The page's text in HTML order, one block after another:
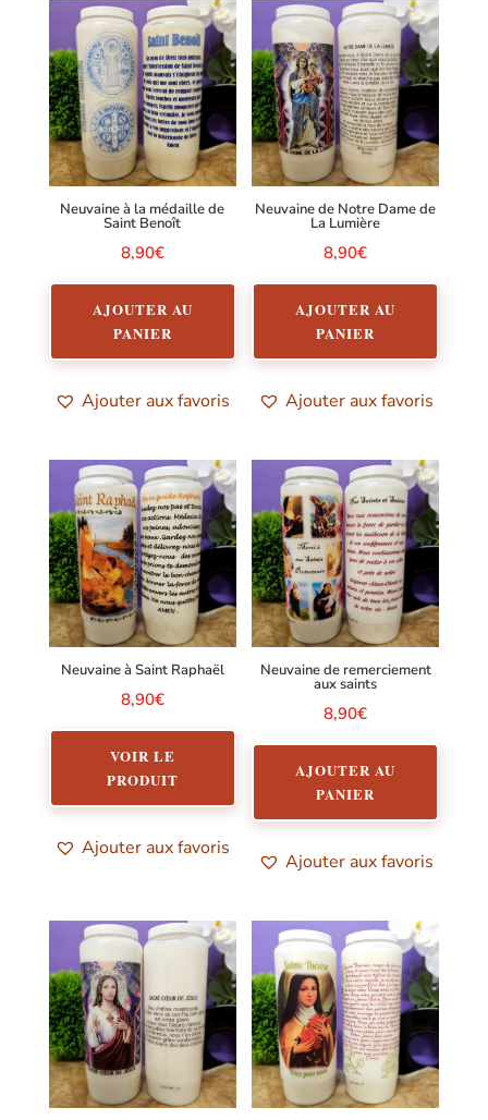
Neuvaine à la médaille de
Saint Benoît
8,90€
AJOUTER AU
PANIER
Ajouter aux favoris
Neuvaine de Notre Dame de
La Lumière
8,90€
AJOUTER AU
PANIER
Ajouter aux favoris
Neuvaine à Saint Raphaël
8,90€
VOIR LE
PRODUIT
Ajouter aux favoris
Neuvaine de remerciement
aux saints
8,90€
AJOUTER AU
PANIER
Ajouter aux favoris